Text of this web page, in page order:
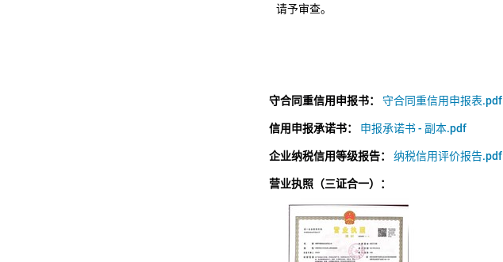
请予审查。
守合同重信用申报书：
守合同重信用申报表.pdf
信用申报承诺书：
申报承诺书 - 副本.pdf
企业纳税信用等级报告：
纳税信用评价报告.pdf
营业执照（三证合一）：